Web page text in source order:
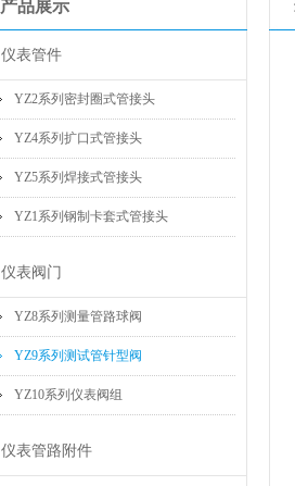
产品展示
仪表管件
YZ2系列密封圈式管接头
YZ4系列扩口式管接头
YZ5系列焊接式管接头
YZ1系列钢制卡套式管接头
仪表阀门
YZ8系列测量管路球阀
YZ9系列测试管针型阀
YZ10系列仪表阀组
仪表管路附件